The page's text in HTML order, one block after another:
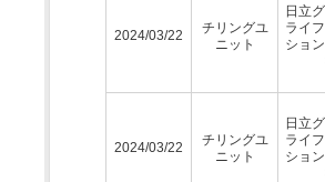
2024/03/22
チリングユ
ニット
日立
ライ
ショ
2024/03/22
チリングユ
ニット
日立
ライ
ショ